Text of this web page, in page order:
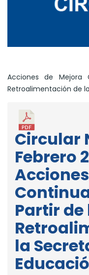
Acciones de Mejora
Retroalimentación de
Circular
Febrero
Continua
Partir de
la